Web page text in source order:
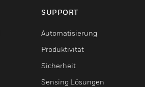
SUPPORT
Automatisierung
Produktivität
Sicherheit
Sensing Lösungen